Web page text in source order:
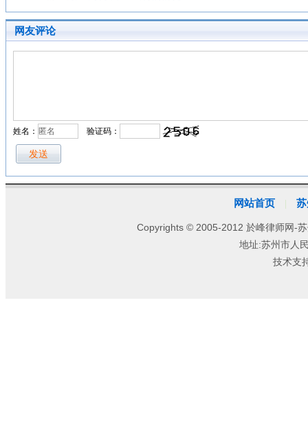
网友评论
姓名： 验证码：
网站首页
Copyrights © 2005-2012 於峰律师网-
地址:苏州市人
技术支